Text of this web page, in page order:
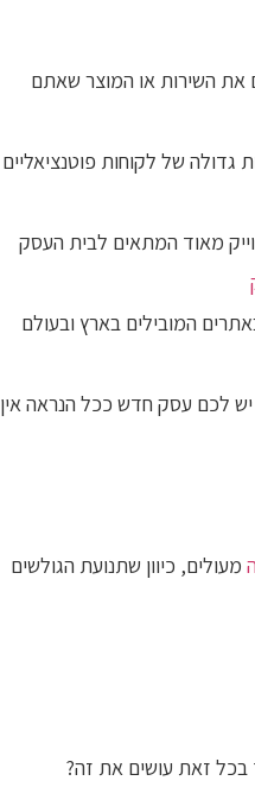
את השירות או המוצר שאתם
גדולה של לקוחות פוטנציאליים
מאוד המתאים לבית העסק
המובילים בארץ ובעולם
יש לכם עסק חדש ככל הנראה אין
מעולים, כיוון שתנועת הגולשים
בכל זאת עושים את זה?